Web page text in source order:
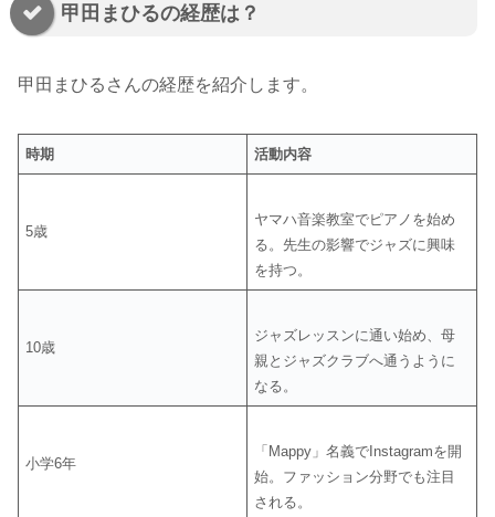
甲田まひるの経歴は？
甲田まひるさんの経歴を紹介します。
時期 活動内容
5歳
ヤマハ音楽教室でピアノを始め
る。先生の影響でジャズに興味
を持つ。
10歳
ジャズレッスンに通い始め、母
親とジャズクラブへ通うように
なる。
小学6年
「Mappy」名義でInstagramを開
始。ファッション分野でも注目
される。